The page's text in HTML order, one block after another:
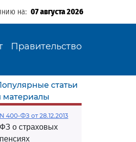
на: 07 августа 2026
Правительство
статьи
материалы
N 400-ФЗ от 28.12.2013
ФЗ о страховых
пенсиях